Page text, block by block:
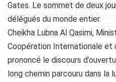
Gates. Le sommet de deux
délégués du monde entier.
Cheikha Lubna Al Qasimi,
Coopération Internationale et
prononcé le discours
long chemin parcouru dans